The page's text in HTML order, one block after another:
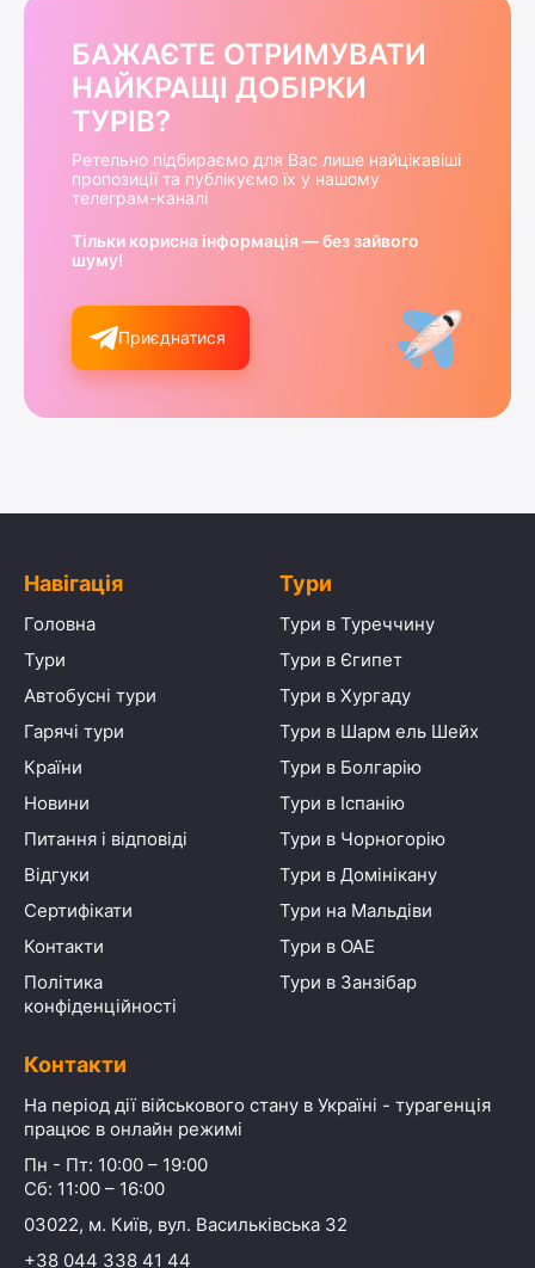
БАЖАЄТЕ ОТРИМУВАТИ
НАЙКРАЩІ ДОБІРКИ
ТУРІВ?
Ретельно підбираємо для Вас лише найцікавіші
пропозиції та публікуємо їх у нашому
телеграм-каналі
Тільки корисна інформація — без зайвого
шуму!
Приєднатися
Навігація
Головна
Тури
Автобусні тури
Гарячі тури
Країни
Новини
Питання і відповіді
Відгуки
Сертифікати
Контакти
Політика
конфіденційності
Тури
Тури в Туреччину
Тури в Єгипет
Тури в Хургаду
Тури в Шарм ель Шейх
Тури в Болгарію
Тури в Іспанію
Тури в Чорногорію
Тури в Домінікану
Тури на Мальдіви
Тури в ОАЕ
Тури в Занзібар
Контакти
На період дії військового стану в Україні - турагенція
працює в онлайн режимі
Пн - Пт: 10:00 – 19:00
Сб: 11:00 – 16:00
03022, м. Київ, вул. Васильківська 32
+38 044 338 41 44